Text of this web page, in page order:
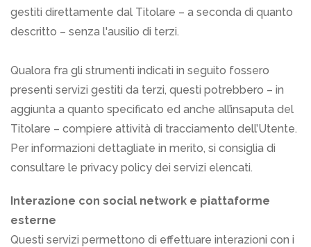
gestiti direttamente dal Titolare – a seconda di quanto
descritto – senza l'ausilio di terzi.
Qualora fra gli strumenti indicati in seguito fossero
presenti servizi gestiti da terzi, questi potrebbero – in
aggiunta a quanto specificato ed anche all’insaputa del
Titolare – compiere attività di tracciamento dell’Utente.
Per informazioni dettagliate in merito, si consiglia di
consultare le privacy policy dei servizi elencati.
Interazione con social network e piattaforme
esterne
Questi servizi permettono di effettuare interazioni con i